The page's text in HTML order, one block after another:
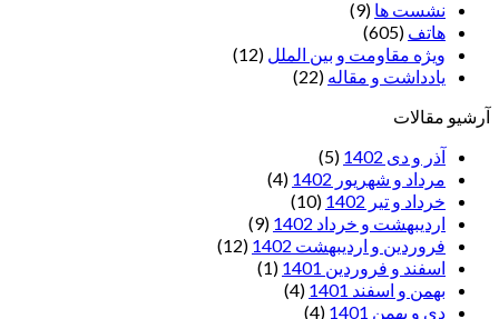
نشست ها (9)
هاتف (605)
ویژه مقاومت و بین الملل (12)
یادداشت‌ و مقاله (22)
آرشیو مقالات
آذر و دی 1402
(5)
مرداد و شهریور 1402
(4)
خرداد و تیر 1402
(10)
اردیبهشت و خرداد 1402
(9)
فروردین و اردیبهشت 1402
(12)
اسفند و فروردین 1401
(1)
بهمن و اسفند 1401
(4)
دی و بهمن 1401
(4)